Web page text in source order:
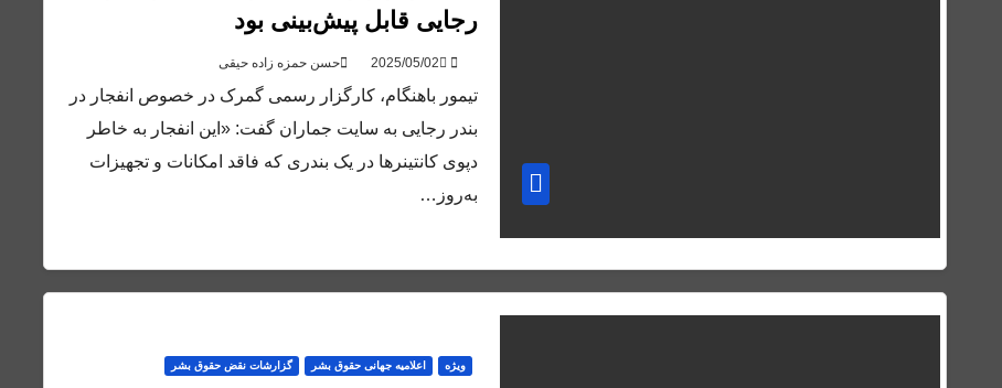
رجایی قابل پیش‌بینی بود
حسن حمزه زاده حیقی
تیمور باهنگام، کارگزار رسمی گمرک در خصوص انفجار در
بندر رجایی به سایت جماران گفت: «این انفجار به خاطر
دپوی کانتینرها در یک بندری که فاقد امکانات و تجهیزات
به‌روز…
ویژه اعلاميه جهانی حقوق بشر گزارشات نقض حقوق بشر